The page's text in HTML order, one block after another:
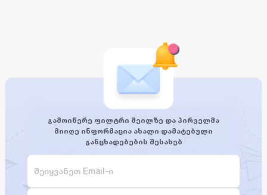
გამოიწერე ფილტრი მეილზე და პირველმა
მიიღე ინფორმაცია ახალი დამატებული
განცხადებების შესახებ